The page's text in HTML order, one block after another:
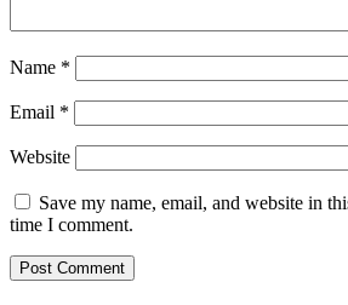
Name *
Email *
Website
Save my name, email, and website in
time I comment.